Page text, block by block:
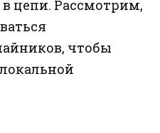
цепи. Рассмотрим,
чтобы